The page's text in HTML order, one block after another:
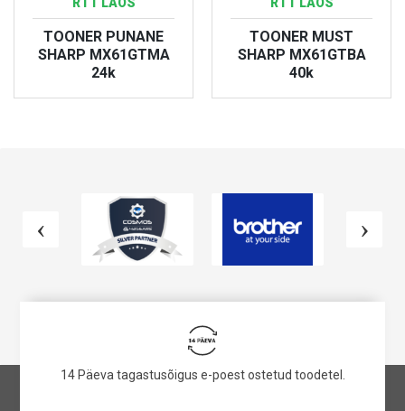
TOONER PUNANE
SHARP MX61GTMA
24k
TOONER MUST
SHARP MX61GTBA
40k
14 Päeva tagastusõigus e-poest ostetud toodetel.